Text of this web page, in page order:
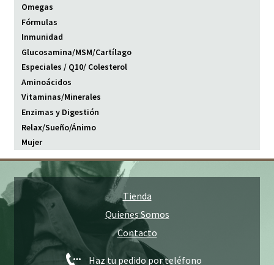
Omegas
Fórmulas
Inmunidad
Glucosamina/MSM/Cartílago
Especiales / Q10/ Colesterol
Aminoácidos
Vitaminas/Minerales
Enzimas y Digestión
Relax/Sueño/Ánimo
Mujer
Tienda
Quienes Somos
Contacto
Haz tu pedido por teléfono